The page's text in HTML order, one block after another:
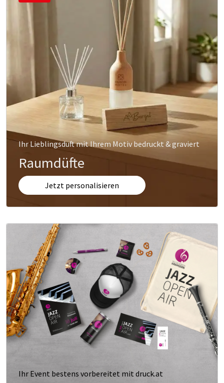
Ihr Lieblingsduft mit Ihrem Motiv bedruckt & graviert
Raumdüfte
Jetzt personalisieren
Ihr Event bestens vorbereitet mit druck.at